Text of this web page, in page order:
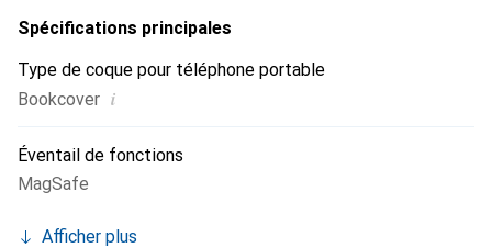
Spécifications principales
Type de coque pour téléphone portable
Bookcover i
Éventail de fonctions
MagSafe
Afficher plus